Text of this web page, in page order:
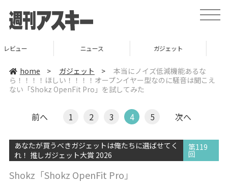
t
o
i
ニュース ガジェット ゲーム
home > ガジェット >
本当にノイズ低減機能あるな
ら！！！！ほしい！！！！オープンイヤー型なのに騒音は聞こえ
ない「Shokz OpenFit Pro」を試してみた
前へ 1 2 3 4 5 次へ
あなたが買うべきガジェットは俺たちに選ばせてく
れ！ 推しガジェット大賞 2026
第119
回
Shokz「Shokz OpenFit Pro」